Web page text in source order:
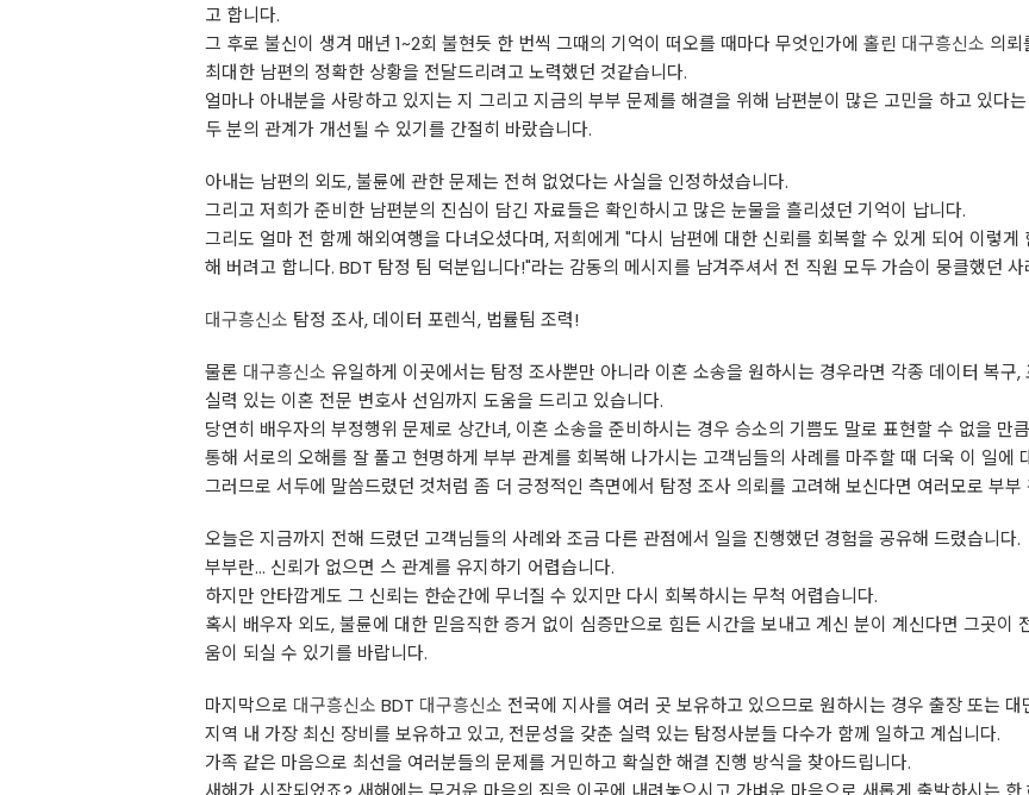
고 합니다.
그 후로 불신이 생겨 매년 1~2회 불현듯 한 번씩 그때의 기억이 떠오를 때마다 무엇인가에 홀린 대구흥신소 의뢰
최대한 남편의 정확한 상황을 전달드리려고 노력했던 것같습니다.
얼마나 아내분을 사랑하고 있지는 지 그리고 지금의 부부 문제를 해결을 위해 남편분이 많은 고민을 하고 있다
두 분의 관계가 개선될 수 있기를 간절히 바랐습니다.
아내는 남편의 외도, 불륜에 관한 문제는 전혀 없었다는 사실을 인정하셨습니다.
그리고 저희가 준비한 남편분의 진심이 담긴 자료들은 확인하시고 많은 눈물을 흘리셨던 기억이 납니다.
그리도 얼마 전 함께 해외여행을 다녀오셨다며, 저희에게 "다시 남편에 대한 신뢰를 회복할 수 있게 되어 이렇
해 버려고 합니다. BDT 탐정 팀 덕분입니다!"라는 감동의 메시지를 남겨주셔서 전 직원 모두 가슴이 뭉클했던
대구흥신소 탐정 조사, 데이터 포렌식, 법률팀 조력!
물론 대구흥신소 유일하게 이곳에서는 탐정 조사뿐만 아니라 이혼 소송을 원하시는 경우라면 각종 데이터 복구
실력 있는 이혼 전문 변호사 선임까지 도움을 드리고 있습니다.
당연히 배우자의 부정행위 문제로 상간녀, 이혼 소송을 준비하시는 경우 승소의 기쁨도 말로 표현할 수 없을 만
통해 서로의 오해를 잘 풀고 현명하게 부부 관계를 회복해 나가시는 고객님들의 사례를 마주할 때 더욱 이 일에
그러므로 서두에 말씀드렸던 것처럼 좀 더 긍정적인 측면에서 탐정 조사 의뢰를 고려해 보신다면 여러모로 부
오늘은 지금까지 전해 드렸던 고객님들의 사례와 조금 다른 관점에서 일을 진행했던 경험을 공유해 드렸습니다.
부부란... 신뢰가 없으면 스 관계를 유지하기 어렵습니다.
하지만 안타깝게도 그 신뢰는 한순간에 무너질 수 있지만 다시 회복하시는 무척 어렵습니다.
혹시 배우자 외도, 불륜에 대한 믿음직한 증거 없이 심증만으로 힘든 시간을 보내고 계신 분이 계신다면 그곳이
움이 되실 수 있기를 바랍니다.
마지막으로 대구흥신소 BDT 대구흥신소 전국에 지사를 여러 곳 보유하고 있으므로 원하시는 경우 출장 또는
지역 내 가장 최신 장비를 보유하고 있고, 전문성을 갖춘 실력 있는 탐정사분들 다수가 함께 일하고 계십니다.
가족 같은 마음으로 최선을 여러분들의 문제를 거민하고 확실한 해결 진행 방식을 찾아드립니다.